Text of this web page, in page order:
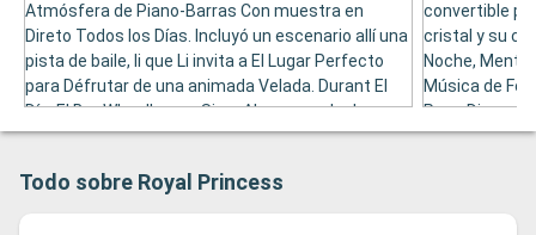
Atmósfera de Piano-Barras Con muestra en
Direto Todos los Días. Incluyó un escenario allí una
pista de baile, li que Li invita a El Lugar Perfecto
para Défrutar de una animada Velada. Durant El
Día, El Bar Wheelhouse Sirve Almuerzos Ingleses y
Organización degustaciones de whisky de malta.
convertible
cristal y su
Noche,
Música de
Pues Dispone
El Día, en el
Todo sobre Royal Princess